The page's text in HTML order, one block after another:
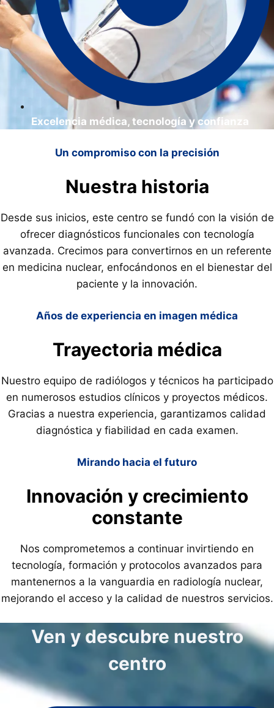
Excelencia médica, tecnología y confianza
Un compromiso con la precisión
Nuestra historia
Desde sus inicios, este centro se fundó con la visión de
ofrecer diagnósticos funcionales con tecnología
avanzada. Crecimos para convertirnos en un referente
en medicina nuclear, enfocándonos en el bienestar del
paciente y la innovación.
Años de experiencia en imagen médica
Trayectoria médica
Nuestro equipo de radiólogos y técnicos ha participado
en numerosos estudios clínicos y proyectos médicos.
Gracias a nuestra experiencia, garantizamos calidad
diagnóstica y fiabilidad en cada examen.
Mirando hacia el futuro
Innovación y crecimiento
constante
Nos comprometemos a continuar invirtiendo en
tecnología, formación y protocolos avanzados para
mantenernos a la vanguardia en radiología nuclear,
mejorando el acceso y la calidad de nuestros servicios.
Ven y descubre nuestro
centro